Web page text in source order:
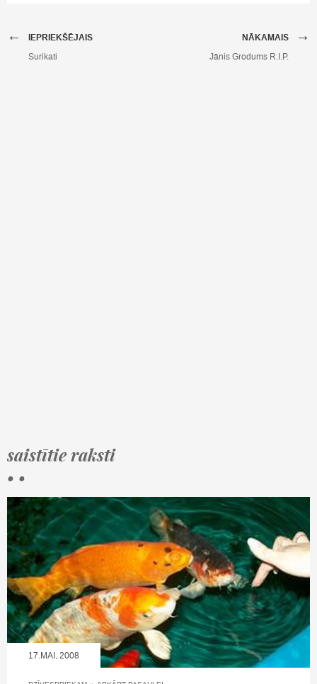
IEPRIEKŠĒJAIS
←
Surikati
NĀKAMAIS →
Jānis Grodums R.I.P.
saistītie raksti
• •
17.MAI, 2008